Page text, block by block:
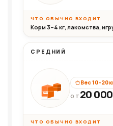
ЧТО ОБЫЧНО ВХОДИТ
Корм 3–4 кг, лакомства,
СРЕДНИЙ
20кг
Вес 10–20
ОТ 20 000
ЧТО ОБЫЧНО ВХОДИТ